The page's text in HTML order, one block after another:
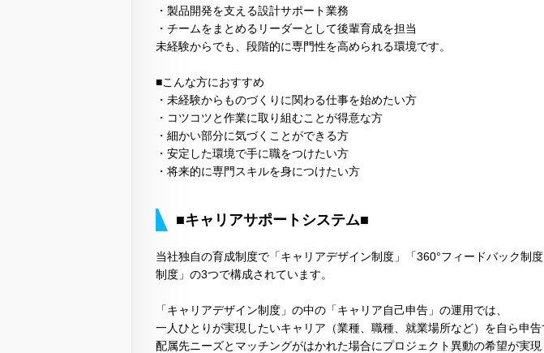
・製品開発を支える設計サポート業務
・チームをまとめるリーダーとして後輩育成を担当
未経験からでも、段階的に専門性を高められる環境です。
■こんな方におすすめ
・未経験からものづくりに関わる仕事を始めたい方
・コツコツと作業に取り組むことが得意な方
・細かい部分に気づくことができる方
・安定した環境で手に職をつけたい方
・将来的に専門スキルを身につけたい方
■キャリアサポートシステム■
当社独自の育成制度で「キャリアデザイン制度」「360°フィードバック制
制度」の3つで構成されています。
「キャリアデザイン制度」の中の「キャリア自己申告」の運用では、
一人ひとりが実現したいキャリア（業種、職種、就業場所など）を自ら申告
配属先ニーズとマッチングがはかれた場合にプロジェクト異動の希望が実現